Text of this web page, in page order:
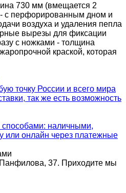
730 мм (вмещается 2
с перфорированным дном и
воздуха и удаления пепла
вырезы для фиксации
с ножками - толщина
краской, которая
точку России и всего мира
так же есть возможность
способами: наличными,
или онлайн через платежные
37. Приходите мы